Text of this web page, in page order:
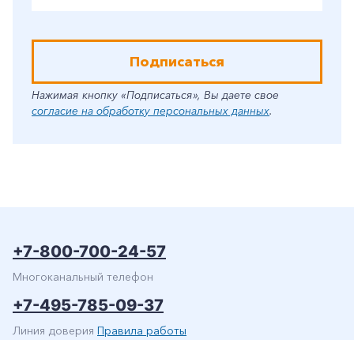
Подписаться
Нажимая кнопку «Подписаться», Вы даете свое
согласие на обработку персональных данных.
+7-800-700-24-57
Многоканальный телефон
+7-495-785-09-37
Линия доверия Правила работы